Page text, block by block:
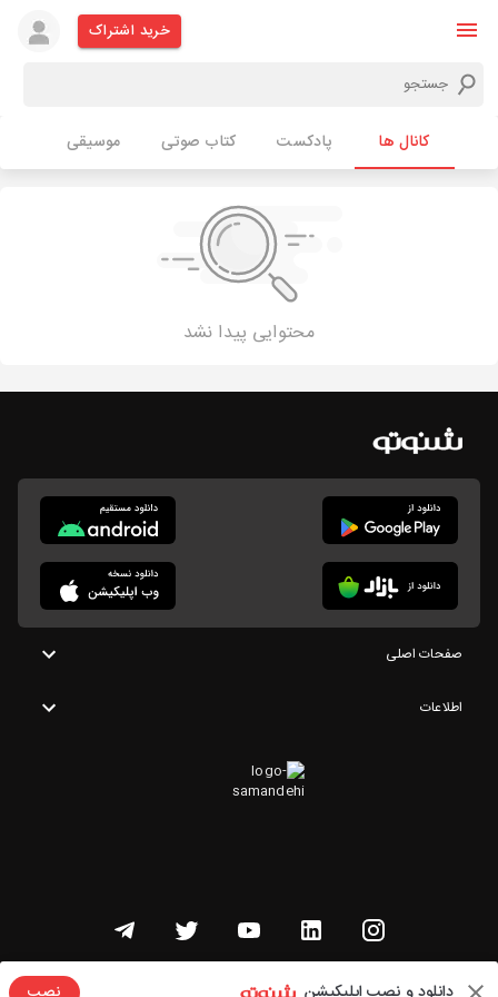
خرید اشتراک
کانال ها پادکست کتاب صوتی موسیقی
محتوایی پیدا نشد
صفحات اصلی
اطلاعات
تمامی حقوق این وبسایت متعلق به شنوتو است